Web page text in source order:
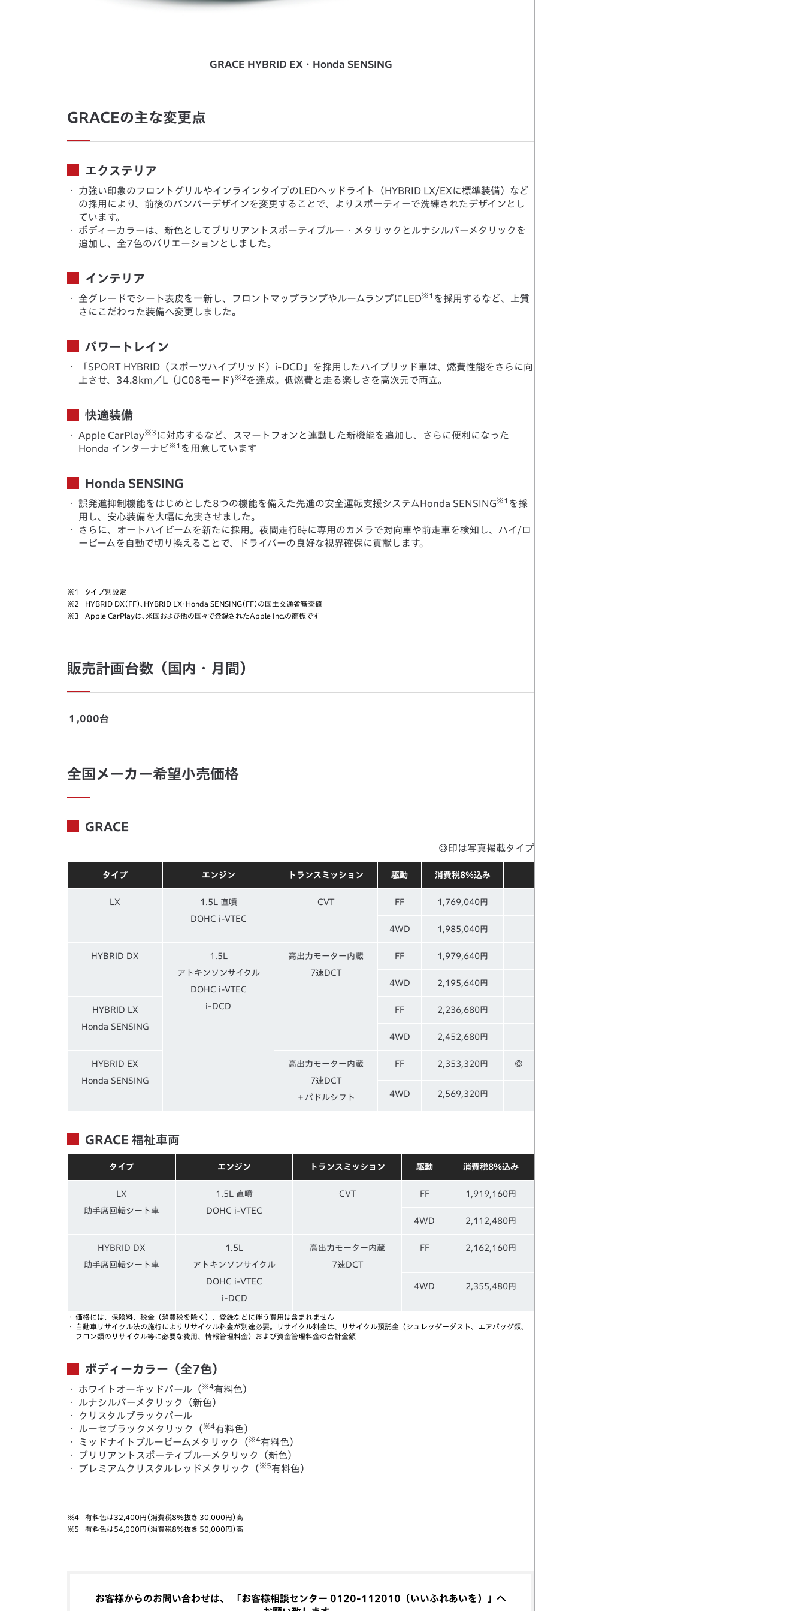
GRACE HYBRID EX・Honda SENSING
GRACEの主な変更点
エクステリア
・
力強い印象のフロントグリルやインラインタイプのLEDヘッドライト（HYBRID LX/EXに標準装備）など
の採用により、前後のバンパーデザインを変更することで、よりスポーティーで洗練されたデザインとし
ています。
・
ボディーカラーは、新色としてブリリアントスポーティブルー・メタリックとルナシルバーメタリックを
追加し、全7色のバリエーションとしました。
インテリア
・ 全グレードでシート表皮を一新し、フロントマップランプやルームランプにLED※1 を採用するなど、上質
さにこだわった装備へ変更しました。
パワートレイン
・
「SPORT HYBRID（スポーツハイブリッド）i-DCD」を採用したハイブリッド車は、燃費性能をさらに向
上させ、34.8km／L（JC08モード)※2 を達成。低燃費と走る楽しさを高次元で両立。
快適装備
・ Apple CarPlay※3 に対応するなど、スマートフォンと連動した新機能を追加し、さらに便利になった
Honda インターナビ※1 を用意しています
Honda SENSING
・ 誤発進抑制機能をはじめとした8つの機能を備えた先進の安全運転支援システムHonda SENSING※1 を採
用し、安心装備を大幅に充実させました。
・
さらに、オートハイビームを新たに採用。夜間走行時に専用のカメラで対向車や前走車を検知し、ハイ/ロ
ービームを自動で切り換えることで、ドライバーの良好な視界確保に貢献します。
※1
タイプ別設定
※2
HYBRID DX（FF）、HYBRID LX・Honda SENSING（FF）の国土交通省審査値
※3
Apple CarPlayは、米国および他の国々で登録されたApple Inc.の商標です
販売計画台数（国内・月間）
１,000台
全国メーカー希望小売価格
GRACE
◎印は写真掲載タイプ
タイプ エンジン トランスミッション 駆動 消費税8％込み
LX
1.5L 直噴
DOHC i-VTEC
CVT FF 1,769,040円
4WD 1,985,040円
HYBRID DX
1.5L
アトキンソンサイクル
DOHC i-VTEC
i-DCD
高出力モーター内蔵
7速DCT
FF 1,979,640円
4WD 2,195,640円
HYBRID LX
Honda SENSING
FF 2,236,680円
4WD 2,452,680円
HYBRID EX
Honda SENSING
高出力モーター内蔵
7速DCT
＋パドルシフト
FF 2,353,320円 ◎
4WD 2,569,320円
GRACE 福祉車両
タイプ エンジン トランスミッション 駆動 消費税8％込み
LX
助手席回転シート車
1.5L 直噴
DOHC i-VTEC
CVT FF 1,919,160円
4WD 2,112,480円
HYBRID DX
助手席回転シート車
1.5L
アトキンソンサイクル
DOHC i-VTEC
i-DCD
高出力モーター内蔵
7速DCT
FF 2,162,160円
4WD 2,355,480円
・
価格には、保険料、税金（消費税を除く）、登録などに伴う費用は含まれません
・
自動車リサイクル法の施行によりリサイクル料金が別途必要。リサイクル料金は、リサイクル預託金（シュレッダーダスト、エアバッグ類、
フロン類のリサイクル等に必要な費用、情報管理料金）および資金管理料金の合計金額
ボディーカラー（全7色）
・ ホワイトオーキッドパール（ ※4有料色）
・
ルナシルバーメタリック（新色）
・
クリスタルブラックパール
・
ルーセブラックメタリック（ ※4有料色）
・
ミッドナイトブルービームメタリック（ ※4有料色）
・
ブリリアントスポーティブルーメタリック（新色）
・
プレミアムクリスタルレッドメタリック（ ※5有料色）
※4
有料色は32,400円（消費税8％抜き 30,000円）高
※5
有料色は54,000円（消費税8％抜き 50,000円）高
お客様からのお問い合わせは、 「お客様相談センター 0120-112010（いいふれあいを）」へ